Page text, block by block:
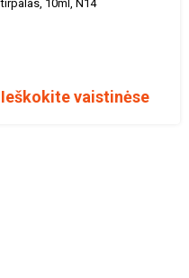
tirpalas, 10ml, N14
Ieškokite vaistinėse